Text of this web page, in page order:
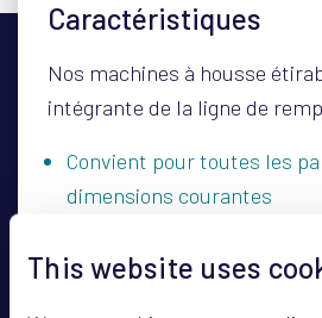
This website uses
Caractéristiques
Nos machines à housse
intégrante de la ligne de
Convient pour toutes les
dimensions courantes
Commande centralisée par